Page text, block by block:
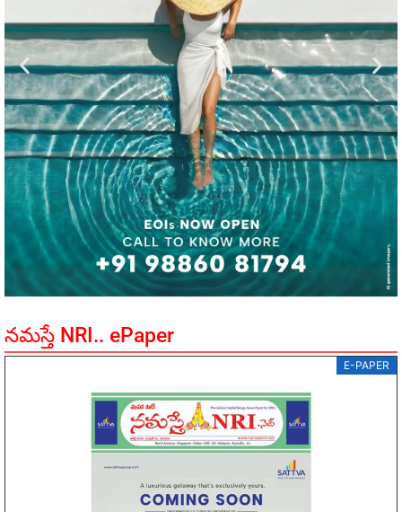
నమస్తే NRI.. ePaper
E-PAPER